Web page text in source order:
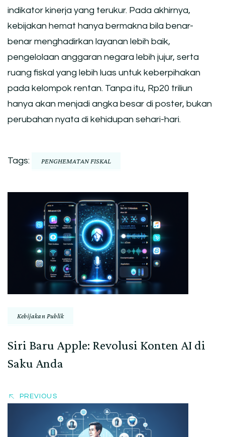
indikator kinerja yang terukur. Pada akhirnya,
kebijakan hemat hanya bermakna bila benar-
benar menghadirkan layanan lebih baik,
pengelolaan anggaran negara lebih jujur, serta
ruang fiskal yang lebih luas untuk keberpihakan
pada kelompok rentan. Tanpa itu, Rp20 triliun
hanya akan menjadi angka besar di poster, bukan
perubahan nyata di kehidupan sehari-hari.
Tags: PENGHEMATAN FISKAL
Navigation
Kebijakan Publik
Siri Baru Apple: Revolusi Konten AI di
Saku Anda
PREVIOUS